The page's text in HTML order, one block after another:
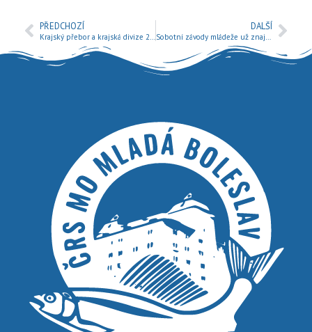
PŘEDCHOZÍ
Krajský přebor a krajská divize 2015 – LRU Přívlač
DALŠÍ
Sobotní závody mládeže už znají vítěze